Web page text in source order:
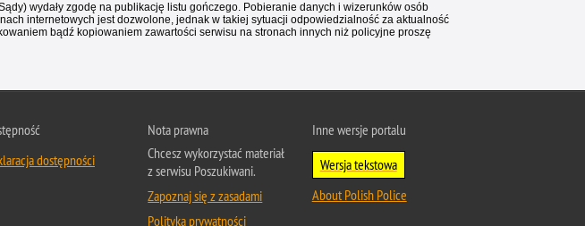
wydały zgodę na publikację listu gończego. Pobieranie danych i wizerunków osób
internetowych jest dozwolone, jednak w takiej sytuacji odpowiedzialność za aktualność
bądź kopiowaniem zawartości serwisu na stronach innych niż policyjne proszę
dostępności
Nota prawna
Chcesz wykorzystać materiał
z serwisu Poszukiwani.
Zapoznaj się z zasadami
Polityka prywatności
Inne wersje portalu
Wersja tekstowa
About Polish Police